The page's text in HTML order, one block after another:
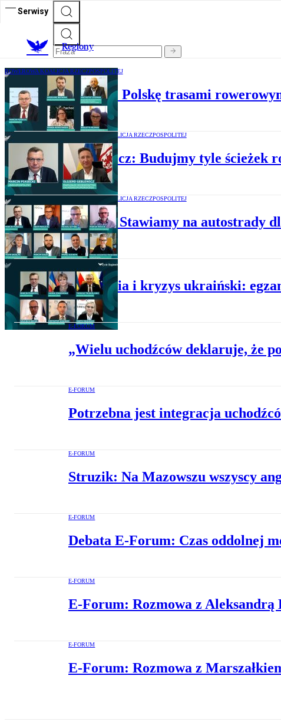
Serwisy
Regiony
ROWEROWA KOALICJA RZECZPOSPOLITEJ
Debata: Jak opleść Polskę trasami
ROWEROWA KOALICJA RZECZPOSPOLITEJ
Geblewicz: Budujmy tyle ścieżek
ROWEROWA KOALICJA RZECZPOSPOLITEJ
Debata: Stawiamy na autostrady
Pandemia i kryzys ukraiński:
E-FORUM
„Wielu uchodźców deklaruje, że
E-FORUM
Potrzebna jest integracja
E-FORUM
Struzik: Na Mazowszu wszyscy
E-FORUM
Debata E-Forum: Czas oddolnej
E-FORUM
E-Forum: Rozmowa z
E-FORUM
E-Forum: Rozmowa z